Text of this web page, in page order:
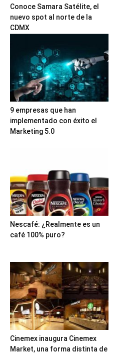
Conoce Samara Satélite, el
nuevo spot al norte de la
CDMX
9 empresas que han
implementado con éxito el
Marketing 5.0
Nescafé: ¿Realmente es un
café 100% puro?
Cinemex inaugura Cinemex
Market, una forma distinta de